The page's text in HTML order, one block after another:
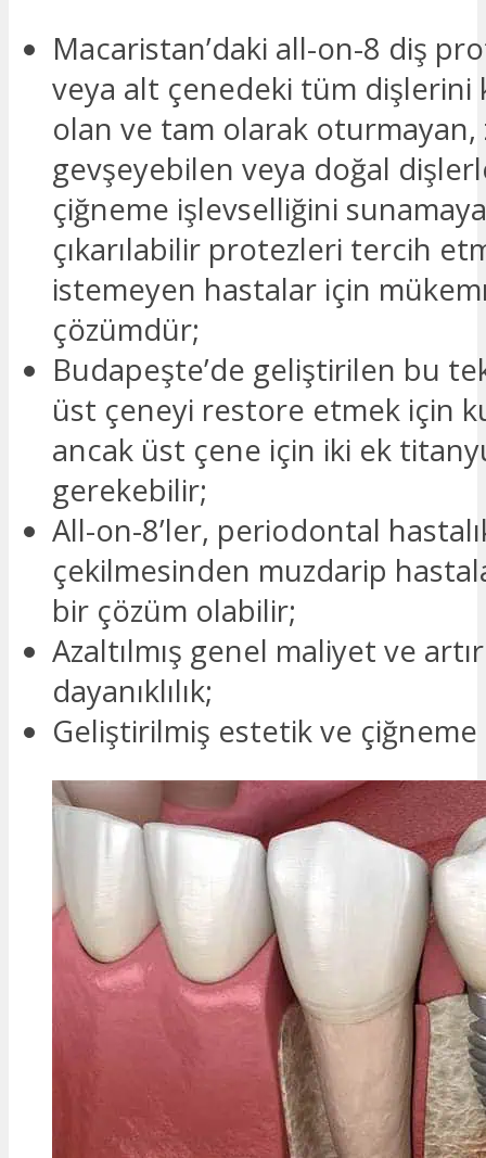
Macaristan’daki all-on-8 diş
veya alt çenedeki tüm dişlerini
olan ve tam olarak oturmayan,
gevşeyebilen veya doğal
çiğneme işlevselliğini
çıkarılabilir protezleri tercih
istemeyen hastalar için
çözümdür;
Budapeşte’de geliştirilen bu
üst çeneyi restore etmek için
ancak üst çene için iki ek
gerekebilir;
All-on-8’ler, periodontal
çekilmesinden muzdarip
bir çözüm olabilir;
Azaltılmış genel maliyet ve
dayanıklılık;
Geliştirilmiş estetik ve